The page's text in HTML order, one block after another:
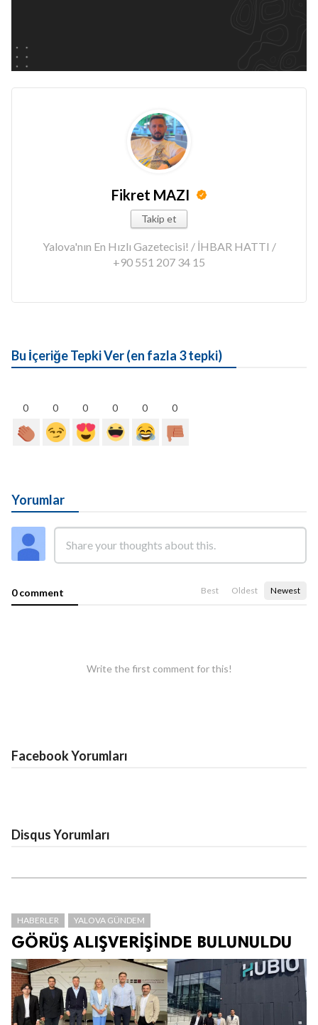
Fikret MAZI
Takip et
Yalova'nın En Hızlı Gazetecisi! / İHBAR HATTI /
+90 551 207 34 15
Bu İçeriğe Tepki Ver (en fazla 3 tepki)
0 0 0 0 0 0
Yorumlar
0 comment Best Oldest Newest
Write the first comment for this!
Facebook Yorumları
Disqus Yorumları
HABERLER YALOVA GÜNDEM
GÖRÜŞ ALIŞVERİŞİNDE BULUNULDU